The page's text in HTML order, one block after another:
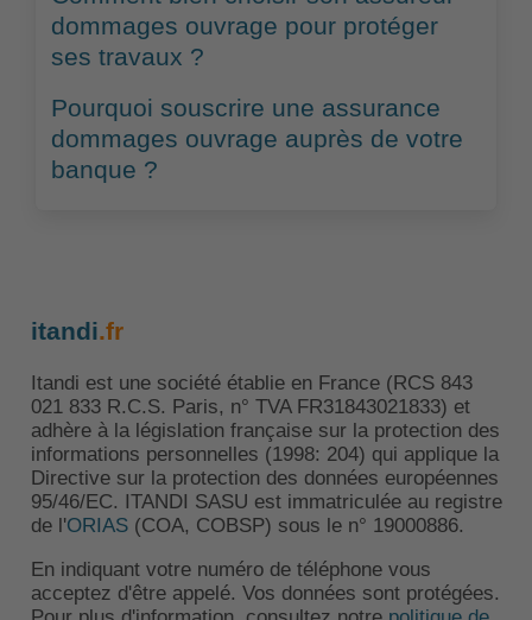
dommages ouvrage pour protéger
ses travaux ?
Pourquoi souscrire une assurance
dommages ouvrage auprès de votre
banque ?
itandi.fr
Itandi est une société établie en France (RCS 843
021 833 R.C.S. Paris, n° TVA FR31843021833) et
adhère à la législation française sur la protection des
informations personnelles (1998: 204) qui applique la
Directive sur la protection des données européennes
95/46/EC. ITANDI SASU est immatriculée au registre
de l'ORIAS(COA, COBSP) sous le n° 19000886.
En indiquant votre numéro de téléphone vous
acceptez d'être appelé. Vos données sont protégées.